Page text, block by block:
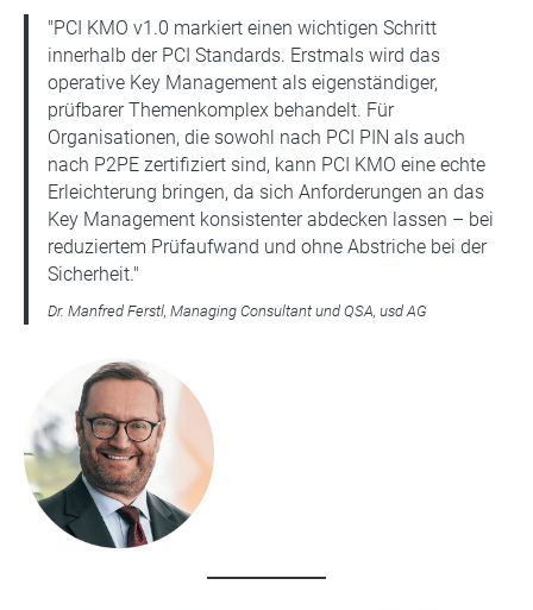
"PCI KMO v1.0 markiert einen wichtigen Schritt
innerhalb der PCI Standards. Erstmals wird das
operative Key Management als eigenständiger,
prüfbarer Themenkomplex behandelt. Für
Organisationen, die sowohl nach PCI PIN als auch
nach P2PE zertifiziert sind, kann PCI KMO eine echte
Erleichterung bringen, da sich Anforderungen an das
Key Management konsistenter abdecken lassen – bei
reduziertem Prüfaufwand und ohne Abstriche bei der
Sicherheit."
Dr. Manfred Ferstl, Managing Consultant und QSA, usd AG